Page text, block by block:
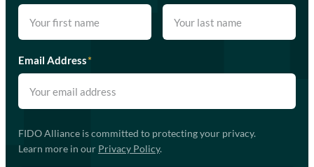
Email Address*
FIDO Alliance is committed to protecting your privacy.
Learn more in our Privacy Policy.